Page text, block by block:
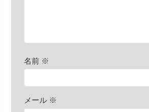
名前 ※
メール ※